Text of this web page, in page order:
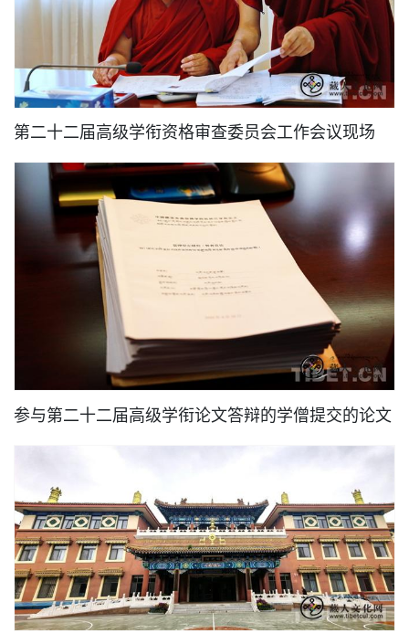
第二十二届高级学衔资格审查委员会工作会议现场
参与第二十二届高级学衔论文答辩的学僧提交的论文